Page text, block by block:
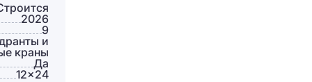
2026
9
и
краны
Да
12×24